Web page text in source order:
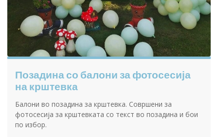
Позадина со балони за фотосесија
на крштевка
Балони во позадина за крштевка. Совршени за
фотосесија за крштевката со текст во позадина и бои
по избор.